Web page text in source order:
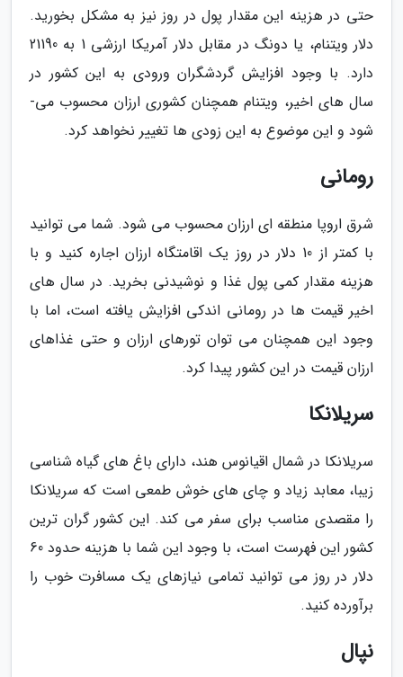
حتی در هزینه­ این مقدار پول در روز نیز به مشکل بخورید.
دلار ویتنام، یا دونگ در مقابل دلار آمریکا ارزشی 1 به 21190
دارد. با وجود افزایش گردشگران ورودی به این کشور در
سال­ های اخیر، ویتنام هم­چنان کشوری ارزان محسوب می­
شود و این موضوع به این زودی­ ها تغییر نخواهد کرد.
رومانی
شرق اروپا منطقه ­ای ارزان محسوب می ­شود. شما می­ توانید
با کمتر از 10 دلار در روز یک اقامتگاه ارزان اجاره کنید و با
هزینه­ مقدار کمی پول غذا و نوشیدنی بخرید. در سال­ های
اخیر قیمت­ ها در رومانی اندکی افزایش یافته است، اما با
وجود این هم­چنان می ­توان تورهای ارزان و حتی غذاهای
ارزان قیمت در این کشور پیدا کرد.
سریلانکا
سریلانکا در شمال اقیانوس هند، دارای باغ­ های گیاه­ شناسی
زیبا، معابد زیاد و چای­ های خوش­ طمعی است که سریلانکا
را مقصدی مناسب برای سفر می کند. این کشور گران­ ترین
کشور این فهرست است، با وجود این شما با هزینه­ حدود 60
دلار در روز می­ توانید تمامی نیازهای یک مسافرت خوب را
برآورده کنید.
نپال